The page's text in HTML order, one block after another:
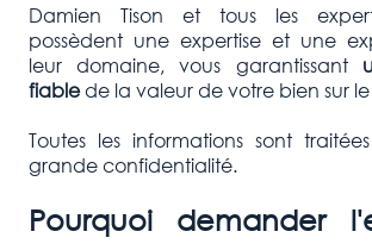
Damien Tison et tous les
possèdent une expertise et une
leur domaine, vous garantissant
fiablede la valeur de votre bien sur
Toutes les informations sont
grande confidentialité.
Pourquoi demander